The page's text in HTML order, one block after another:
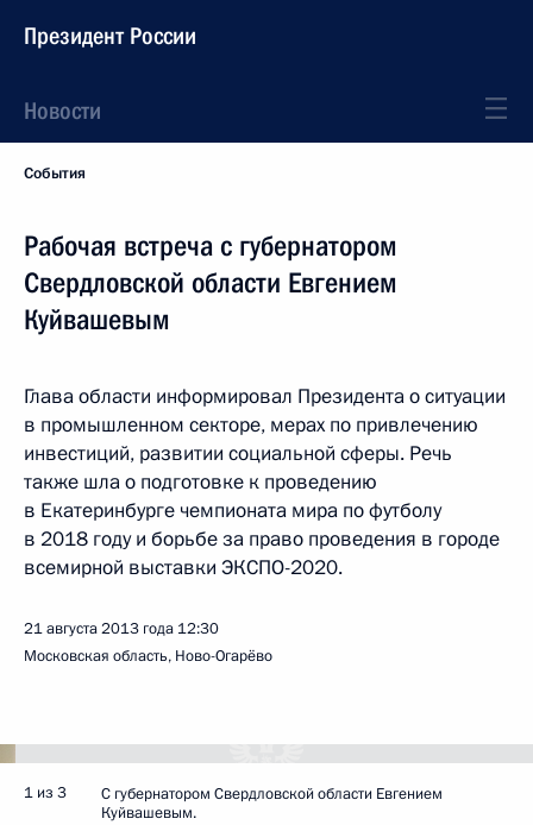
Президент России
Новости
События
Рабочая встреча с губернатором
Свердловской области Евгением
Куйвашевым
Глава области информировал Президента о ситуации
в промышленном секторе, мерах по привлечению
инвестиций, развитии социальной сферы. Речь
также шла о подготовке к проведению
в Екатеринбурге чемпионата мира по футболу
в 2018 году и борьбе за право проведения в городе
всемирной выставки ЭКСПО-2020.
21 августа 2013 года 12:30
Московская область, Ново-Огарёво
1 из 3
С губернатором Свердловской области Евгением
Куйвашевым.